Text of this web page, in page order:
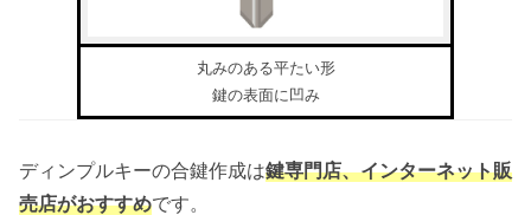
丸みのある平たい形
鍵の表面に凹み
ディンプルキーの合鍵作成は鍵専門店、インターネット販
売店がおすすめです。